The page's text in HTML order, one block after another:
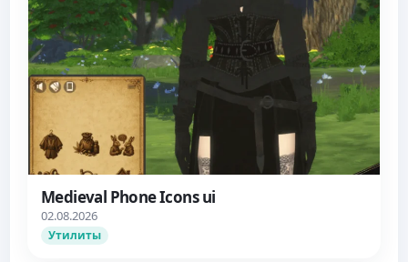
Medieval Phone Icons ui
02.08.2026
Утилиты